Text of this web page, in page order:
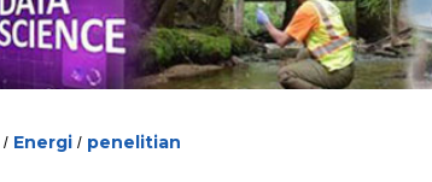
/ Energi / penelitian